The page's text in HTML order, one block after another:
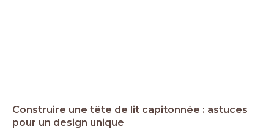
Construire une tête de lit capitonnée : astuces
pour un design unique